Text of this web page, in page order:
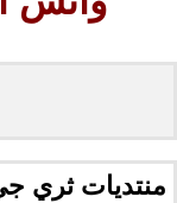
منتديات ثري